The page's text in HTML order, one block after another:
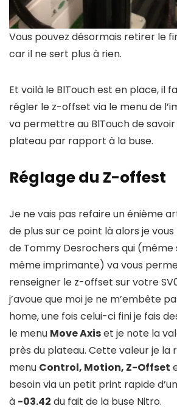
Vous pouvez désormais retirer le
car il ne sert plus à rien.
Et voilà le BlTouch est en place, il
régler le z-offset via le menu de
va permettre au BlTouch de
plateau par rapport à la buse.
Réglage du Z-offest
Je ne vais pas refaire un énième
de plus sur ce point là alors je
de Tommy Desrochers qui (même
même imprimante) va vous
renseigner le z-offset sur votre
j’avoue que moi je ne m’embête
home, une fois celui-ci fini je fais
le menu Move Axiset je note la
près du plateau. Cette valeur je la
menu Control, Motion, Z-Offset
besoin via un petit print rapide
à -03.42 du fait de la buse Nitro.